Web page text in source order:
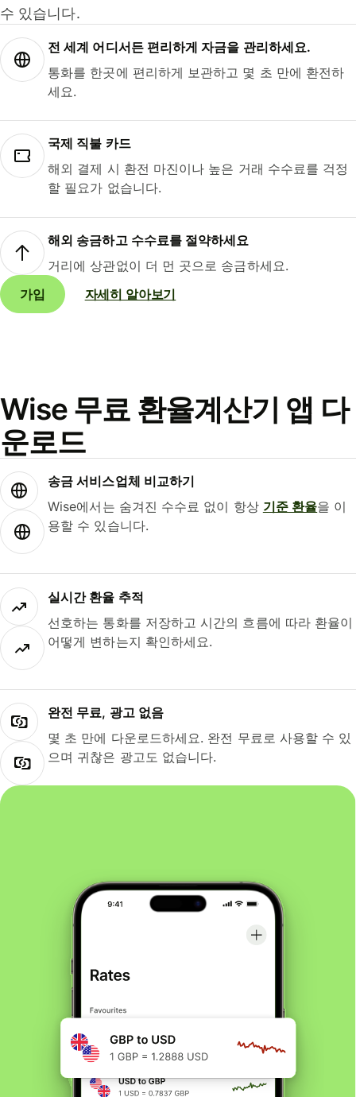
수 있습니다.
전 세계 어디서든 편리하게 자금을 관리하세요.
통화를 한곳에 편리하게 보관하고 몇 초 만에 환전하
세요.
국제 직불 카드
해외 결제 시 환전 마진이나 높은 거래 수수료를 걱정
할 필요가 없습니다.
해외 송금하고 수수료를 절약하세요
거리에 상관없이 더 먼 곳으로 송금하세요.
가입
자세히 알아보기
Wise 무료 환율계산기 앱 다
운로드
송금 서비스업체 비교하기
Wise에서는 숨겨진 수수료 없이 항상 기준 환율을 이
용할 수 있습니다.
실시간 환율 추적
선호하는 통화를 저장하고 시간의 흐름에 따라 환율이
어떻게 변하는지 확인하세요.
완전 무료, 광고 없음
몇 초 만에 다운로드하세요. 완전 무료로 사용할 수 있
으며 귀찮은 광고도 없습니다.